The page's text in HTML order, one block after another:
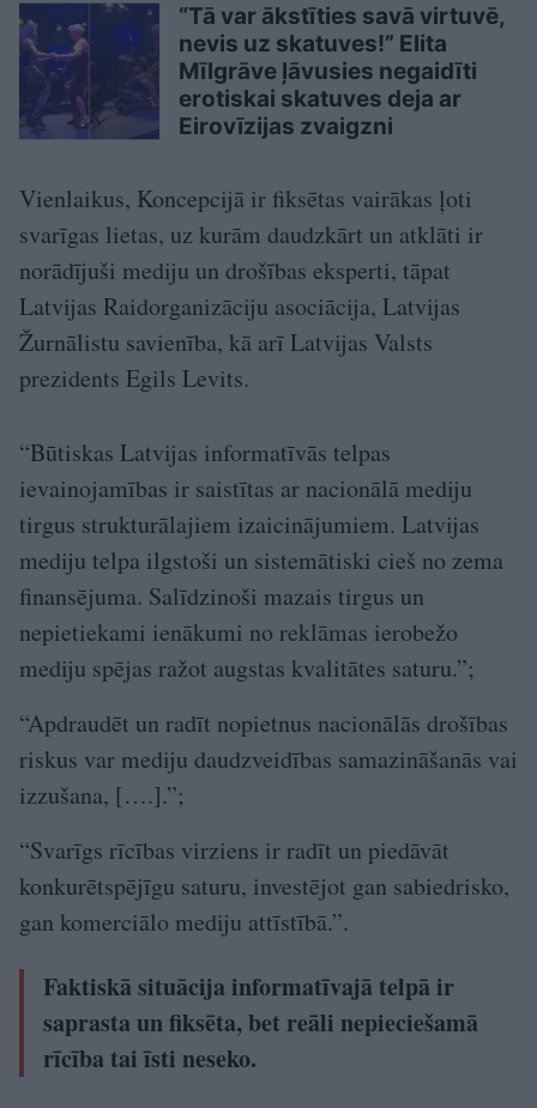
“Tā var ākstīties savā virtuvē,
nevis uz skatuves!” Elita
Mīlgrāve ļāvusies negaidīti
erotiskai skatuves deja ar
Eirovīzijas zvaigzni
Vienlaikus, Koncepcijā ir fiksētas vairākas ļoti
svarīgas lietas, uz kurām daudzkārt un atklāti ir
norādījuši mediju un drošības eksperti, tāpat
Latvijas Raidorganizāciju asociācija, Latvijas
Žurnālistu savienība, kā arī Latvijas Valsts
prezidents Egils Levits.
“Būtiskas Latvijas informatīvās telpas
ievainojamības ir saistītas ar nacionālā mediju
tirgus strukturālajiem izaicinājumiem. Latvijas
mediju telpa ilgstoši un sistemātiski cieš no zema
finansējuma. Salīdzinoši mazais tirgus un
nepietiekami ienākumi no reklāmas ierobežo
mediju spējas ražot augstas kvalitātes saturu.”;
“Apdraudēt un radīt nopietnus nacionālās drošības
riskus var mediju daudzveidības samazināšanās vai
izzušana, [….].”;
“Svarīgs rīcības virziens ir radīt un piedāvāt
konkurētspējīgu saturu, investējot gan sabiedrisko,
gan komerciālo mediju attīstībā.”.
Faktiskā situācija informatīvajā telpā ir
saprasta un fiksēta, bet reāli nepieciešamā
rīcība tai īsti neseko.